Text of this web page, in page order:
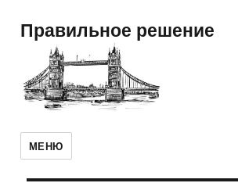
Правильное решение
МЕНЮ